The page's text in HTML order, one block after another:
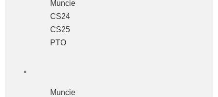
Muncie
CS24
CS25
PTO
Muncie